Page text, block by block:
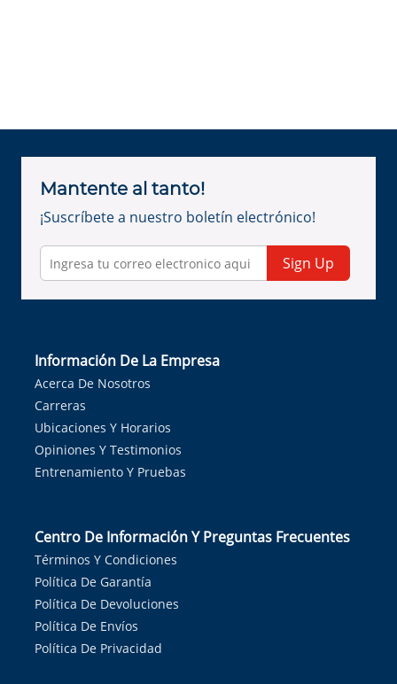
Mantente al tanto!
¡Suscríbete a nuestro boletín electrónico!
Sign Up
Información De La Empresa
Acerca De Nosotros
Carreras
Ubicaciones Y Horarios
Opiniones Y Testimonios
Entrenamiento Y Pruebas
Centro De Información Y Preguntas Frecuentes
Términos Y Condiciones
Política De Garantía
Política De Devoluciones
Política De Envíos
Política De Privacidad